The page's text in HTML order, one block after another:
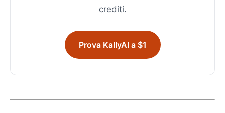
crediti.
Prova KallyAI a $1